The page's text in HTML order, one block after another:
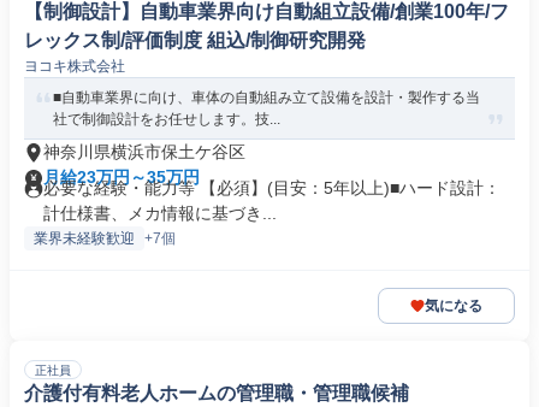
【制御設計】自動車業界向け自動組立設備/創業100年/フ
レックス制/評価制度 組込/制御研究開発
ヨコキ株式会社
■自動車業界に向け、車体の自動組み立て設備を設計・製作する当
社で制御設計をお任せします。技...
神奈川県横浜市保土ケ谷区
月給23万円～35万円
必要な経験・能力等 【必須】(目安：5年以上)■ハード設計：
計仕様書、メカ情報に基づき...
業界未経験歓迎 +7個
気になる
正社員
介護付有料老人ホームの管理職・管理職候補